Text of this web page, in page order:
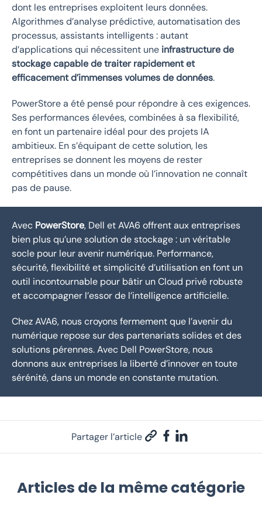
dont les entreprises exploitent leurs données.
Algorithmes d’analyse prédictive, automatisation des
processus, assistants intelligents : autant
d’applications qui nécessitent une infrastructure de
stockage capable de traiter rapidement et
efficacement d’immenses volumes de données.
PowerStore a été pensé pour répondre à ces exigences.
Ses performances élevées, combinées à sa flexibilité,
en font un partenaire idéal pour des projets IA
ambitieux. En s’équipant de cette solution, les
entreprises se donnent les moyens de rester
compétitives dans un monde où l’innovation ne connaît
pas de pause.
Avec PowerStore, Dell et AVA6 offrent aux entreprises
bien plus qu’une solution de stockage : un véritable
socle pour leur avenir numérique. Performance,
sécurité, flexibilité et simplicité d’utilisation en font un
outil incontournable pour bâtir un Cloud privé robuste
et accompagner l’essor de l’intelligence artificielle.
Chez AVA6, nous croyons fermement que l’avenir du
numérique repose sur des partenariats solides et des
solutions pérennes. Avec Dell PowerStore, nous
donnons aux entreprises la liberté d’innover en toute
sérénité, dans un monde en constante mutation.
Partager l’article
Articles de la même catégorie